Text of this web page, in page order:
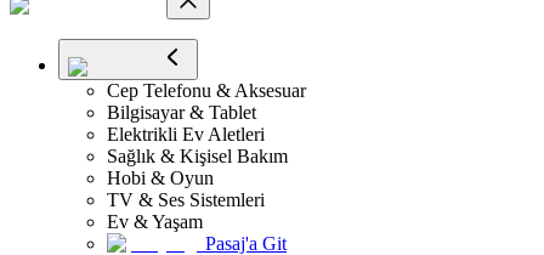
Cep Telefonu & Aksesuar
Bilgisayar & Tablet
Elektrikli Ev Aletleri
Sağlık & Kişisel Bakım
Hobi & Oyun
TV & Ses Sistemleri
Ev & Yaşam
Pasaj'a Git